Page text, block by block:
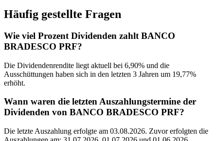
Häufig gestellte Fragen
Wie viel Prozent Dividenden zahlt BANCO
BRADESCO PRF?
Die Dividendenrendite liegt aktuell bei 6,90% und die
Ausschüttungen haben sich in den letzten 3 Jahren um 19,77%
erhöht.
Wann waren die letzten Auszahlungstermine der
Dividenden von BANCO BRADESCO PRF?
Die letzte Auszahlung erfolgte am 03.08.2026. Zuvor erfolgten die